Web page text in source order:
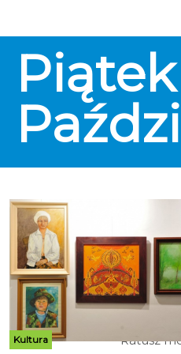
jest
Piątek
Kultura
i
Robert
Do 26
Ratusz